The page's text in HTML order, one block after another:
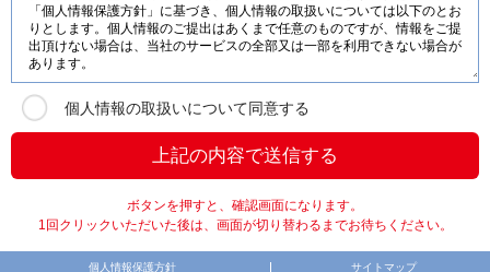
個人情報の取扱いについて同意する
ボタンを押すと、確認画面になります。
1回クリックいただいた後は、画面が切り替わるまでお待ちください。
個人情報保護方針 サイトマップ